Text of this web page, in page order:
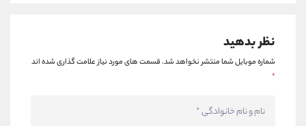
نظر بدهید
شماره موبایل شما منتشر نخواهد شد.قسمت های مورد نیاز علامت گذاری شده اند
*